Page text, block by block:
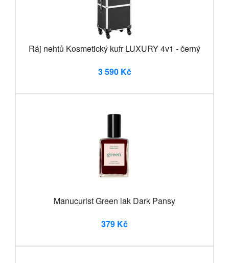
Ráj nehtů Kosmetický kufr LUXURY 4v1 - černý
3 590 Kč
Manucurist Green lak Dark Pansy
379 Kč